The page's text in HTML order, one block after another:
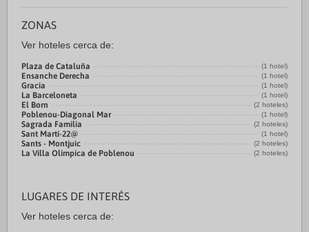
ZONAS
Ver hoteles cerca de:
Plaza de Cataluña (1 hotel)
Ensanche Derecha (1 hotel)
Gracia (1 hotel)
La Barceloneta (1 hotel)
El Born (2 hoteles)
Poblenou-Diagonal Mar (1 hotel)
Sagrada Familia (2 hoteles)
Sant Martí-22@ (1 hotel)
Sants - Montjuic (2 hoteles)
La Villa Olímpica de Poblenou (2 hoteles)
LUGARES DE INTERÉS
Ver hoteles cerca de: